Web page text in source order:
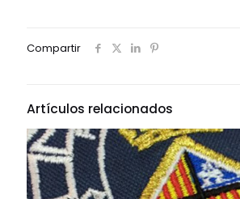
Compartir
Artículos relacionados